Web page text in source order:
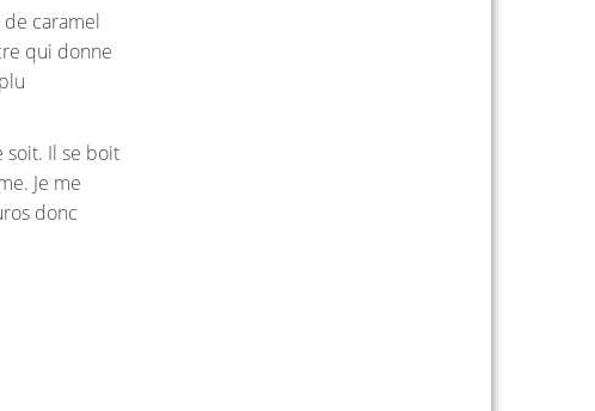
caramel
qui donne
soit. Il se boit
Je me
donc